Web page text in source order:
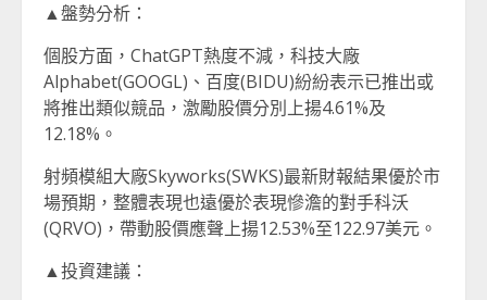
▲盤勢分析：
個股方面，ChatGPT熱度不減，科技大廠
Alphabet(GOOGL)、百度(BIDU)紛紛表示已推出或
將推出類似競品，激勵股價分別上揚4.61%及
12.18%。
射頻模組大廠Skyworks(SWKS)最新財報結果優於市
場預期，整體表現也遠優於表現慘澹的對手科沃
(QRVO)，帶動股價應聲上揚12.53%至122.97美元。
▲投資建議：